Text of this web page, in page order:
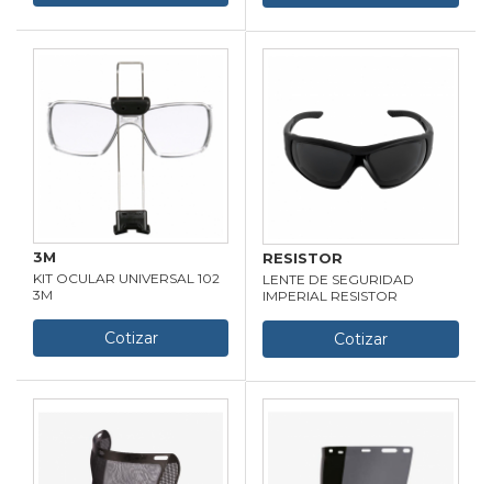
3M
KIT OCULAR UNIVERSAL 102
3M
Cotizar
RESISTOR
LENTE DE SEGURIDAD
IMPERIAL RESISTOR
Cotizar